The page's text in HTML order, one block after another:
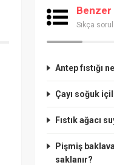
Benzer
Sıkça
Antep fıstığı
Çayı soğuk
Fıstık ağacı
Pişmiş
saklanır?